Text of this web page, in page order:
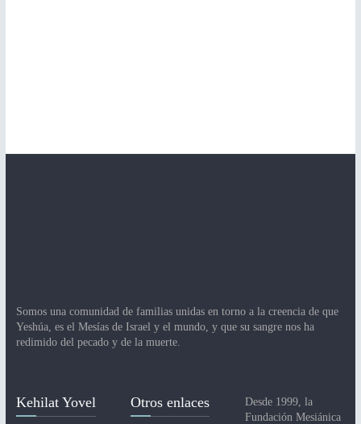
Somos una comunidad de familias unidas en torno a la creencia de que
Yeshúa, es el Mesías de Israel y el mundo, y que su sangre nos ha
redimido del pecado y de la muerte.
Kehilat Yovel Otros enlaces
Desde 1999, la
Fundación Mesiánica